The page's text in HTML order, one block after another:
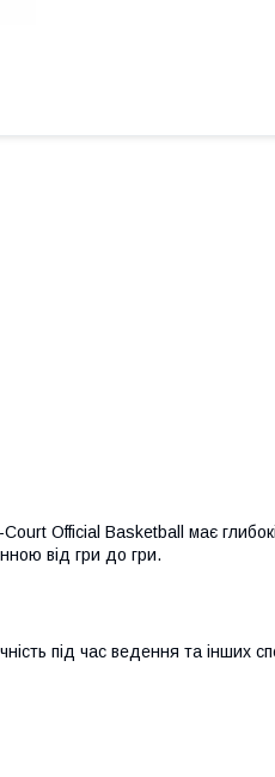
Official Basketball має
від гри до гри.
під час ведення та інших